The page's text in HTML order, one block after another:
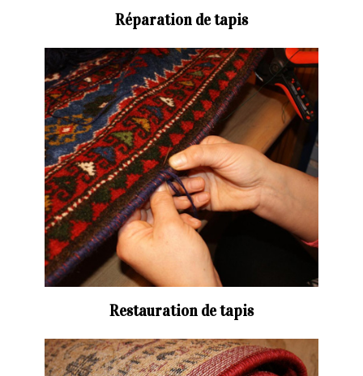
Réparation de tapis
Restauration de tapis